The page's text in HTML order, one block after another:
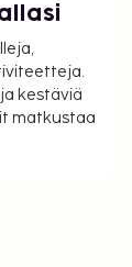
kestäviä
matkustaa